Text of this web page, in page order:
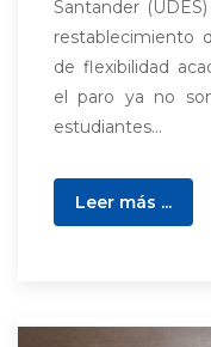
Santander
restablecimiento
de flexibilidad
el paro ya no
estudiantes...
Leer más ...